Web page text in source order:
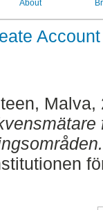
About
Account
Malva,